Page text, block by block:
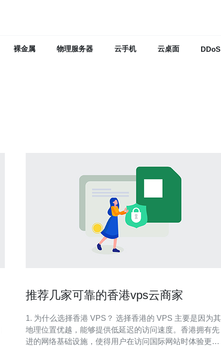
裸金属 物理服务器 云手机 云桌面 DDoS
推荐几家可靠的香港vps云商家
1. 为什么选择香港 VPS？ 选择香港的 VPS 主要是因为其
地理位置优越，能够提供低延迟的访问速度。香港拥有先
进的网络基础设施，使得用户在访问国际网站时体验更加